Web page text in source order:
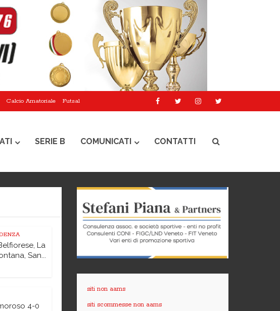
Calcio Amatoriale Futsal
SERIE B COMUNICATI CONTATTI
La
San...
4-0
siti non aams
siti scommesse non aams